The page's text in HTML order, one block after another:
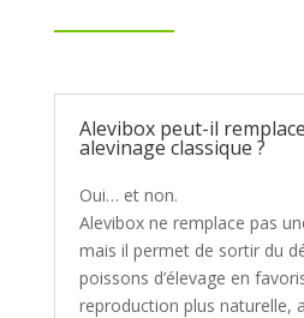
Alevibox peut-il
alevinage classique ?
Oui… et non.
Alevibox ne remplace pas
mais il permet de sortir du
poissons d’élevage en
reproduction plus naturelle,